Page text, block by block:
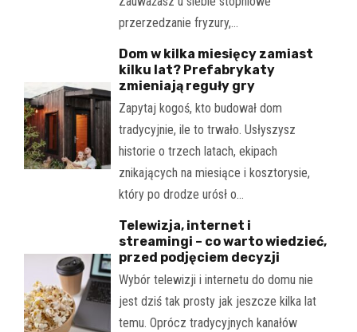
przerzedzanie fryzury,…
Dom w kilka miesięcy zamiast
kilku lat? Prefabrykaty
zmieniają reguły gry
Zapytaj kogoś, kto budował dom
tradycyjnie, ile to trwało. Usłyszysz
historie o trzech latach, ekipach
znikających na miesiące i kosztorysie,
który po drodze urósł o…
Telewizja, internet i
streamingi – co warto wiedzieć,
przed podjęciem decyzji
Wybór telewizji i internetu do domu nie
jest dziś tak prosty jak jeszcze kilka lat
temu. Oprócz tradycyjnych kanałów